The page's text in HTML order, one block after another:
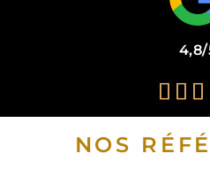
4,8/
  
NOS